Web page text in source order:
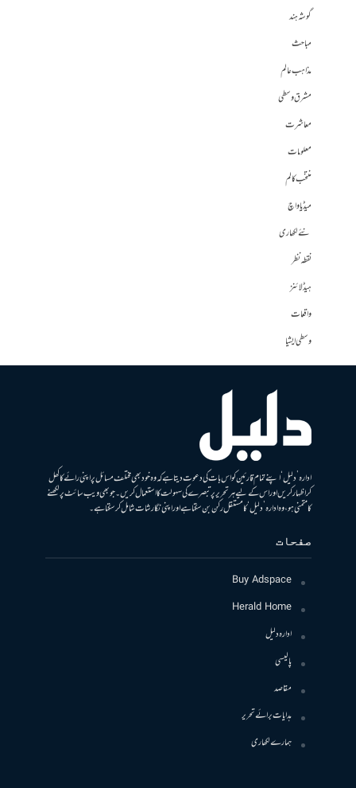
گوشہ ہند
مباحث
مذاہب عالم
مشرق وسطی
معاشرت
معلومات
منتخب کالم
میڈیا واچ
نئے لکھاری
نقطہ نظر
ہیڈلائنز
واقعات
وسطی ایشیا
ادارہ ’دلیل‘ اپنے تمام قارئین کو اس بات کی دعوت دیتا ہے کہ وہ خود بھی مختلف مسائل پر اپنی رائے کا کھل
کر اظہار کریں اور اس کے لیے ہر تحریر پر تبصرے کی سہولت کا استعمال کریں۔ جو بھی ویب سائٹ پر لکھنے
کا متمنی ہو، وہ ادارہ ’دلیل‘ کا مستقل رکن بن سکتا ہے اور اپنی نگارشات شامل کرسکتا ہے۔
صفحات
Buy Adspace
Herald Home
ادارہ دلیل
پالیسی
مقاصد
ہدایات برائے تحریر
ہمارے لکھاری